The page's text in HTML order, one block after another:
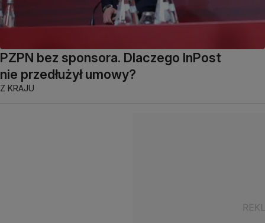
PZPN bez sponsora. Dlaczego InPost
nie przedłużył umowy?
Z KRAJU